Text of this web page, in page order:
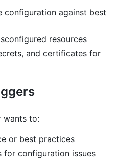
configuration against best
resources
and certificates for
wants to:
or best practices
for configuration issues